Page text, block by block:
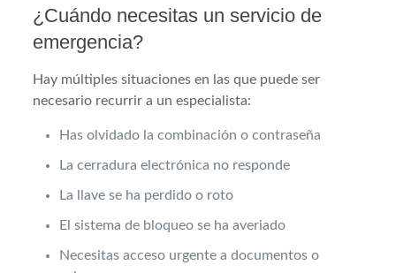
¿Cuándo necesitas un servicio de
emergencia?
Hay múltiples situaciones en las que puede ser
necesario recurrir a un especialista:
Has olvidado la combinación o contraseña
La cerradura electrónica no responde
La llave se ha perdido o roto
El sistema de bloqueo se ha averiado
Necesitas acceso urgente a documentos o